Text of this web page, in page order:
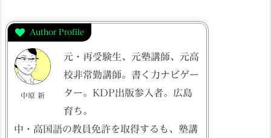
Author Profile
中原 新
元・再受験生、元塾講師、元高
校非常勤講師。書く力ナビゲー
ター。KDP出版参入者。広島
育ち。
中・高国語の教員免許を取得するも、塾講